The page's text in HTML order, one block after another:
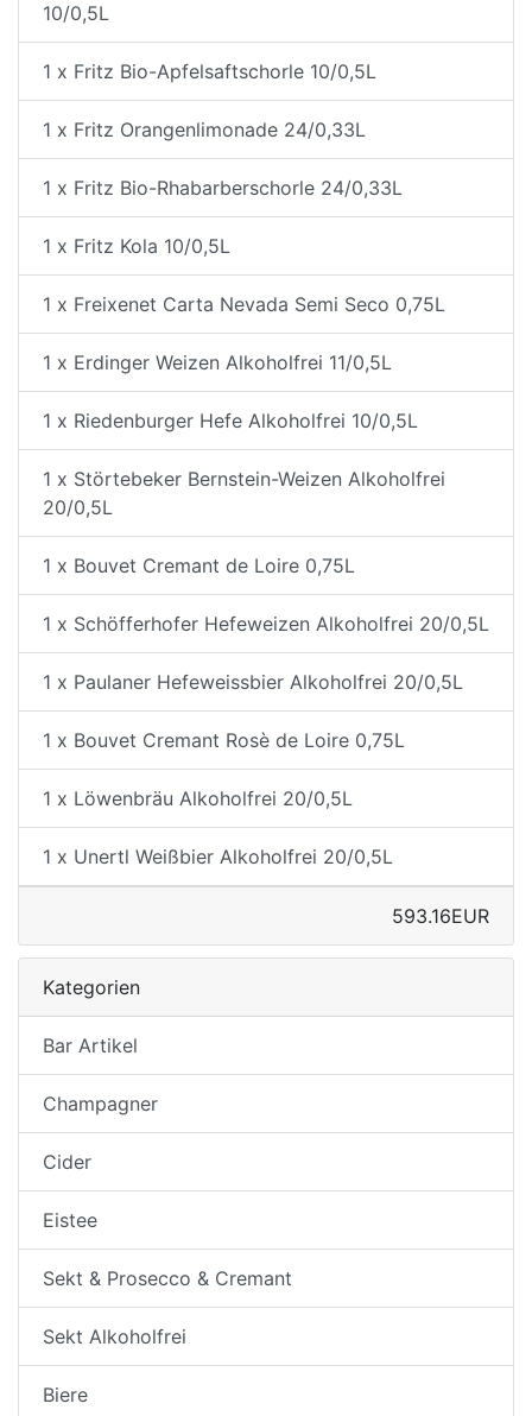
10/0,5L
1 x Fritz Bio-Apfelsaftschorle 10/0,5L
1 x Fritz Orangenlimonade 24/0,33L
1 x Fritz Bio-Rhabarberschorle 24/0,33L
1 x Fritz Kola 10/0,5L
1 x Freixenet Carta Nevada Semi Seco 0,75L
1 x Erdinger Weizen Alkoholfrei 11/0,5L
1 x Riedenburger Hefe Alkoholfrei 10/0,5L
1 x Störtebeker Bernstein-Weizen Alkoholfrei
20/0,5L
1 x Bouvet Cremant de Loire 0,75L
1 x Schöfferhofer Hefeweizen Alkoholfrei 20/0,5L
1 x Paulaner Hefeweissbier Alkoholfrei 20/0,5L
1 x Bouvet Cremant Rosè de Loire 0,75L
1 x Löwenbräu Alkoholfrei 20/0,5L
1 x Unertl Weißbier Alkoholfrei 20/0,5L
593.16EUR
Kategorien
Bar Artikel
Champagner
Cider
Eistee
Sekt & Prosecco & Cremant
Sekt Alkoholfrei
Biere